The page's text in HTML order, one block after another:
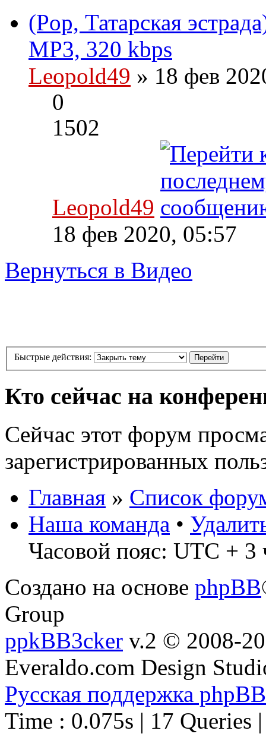
(Pop, Татарская
MP3, 320 kbps
Leopold49 » 18 фев
0
1502
Leopold49
18 фев 2020, 05:57
Вернуться в Видео
Быстрые действия:
Кто сейчас на
Сейчас этот форум
зарегистрированных
Главная » Список
Наша команда •
Часовой пояс: UTC + 3
Создано на основе phpBB
Group
ppkBB3cker v.2 © 2008-
Everaldo.com Design
Русская поддержка phpBB
Time : 0.075s | 17 Queries